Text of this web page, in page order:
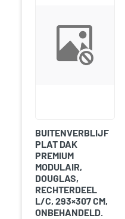
BUITENVERBLIJF
PLAT DAK
PREMIUM
MODULAIR,
DOUGLAS,
RECHTERDEEL
L/C, 293×307 CM,
ONBEHANDELD.